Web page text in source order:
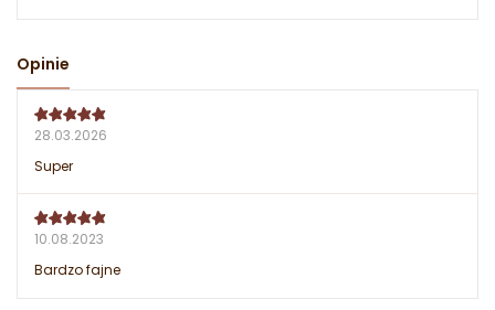
Opinie
28.03.2026
Super
10.08.2023
Bardzo fajne